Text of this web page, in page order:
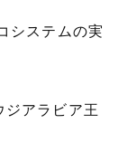
テムの実
アラビア王